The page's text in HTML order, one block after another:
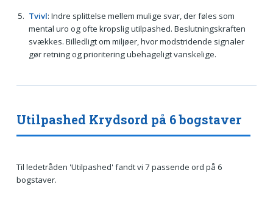
Tvivl: Indre splittelse mellem mulige svar, der føles som
mental uro og ofte kropslig utilpashed. Beslutningskraften
svækkes. Billedligt om miljøer, hvor modstridende signaler
gør retning og prioritering ubehageligt vanskelige.
Utilpashed Krydsord på 6 bogstaver
Til ledetråden 'Utilpashed' fandt vi 7 passende ord på 6
bogstaver.